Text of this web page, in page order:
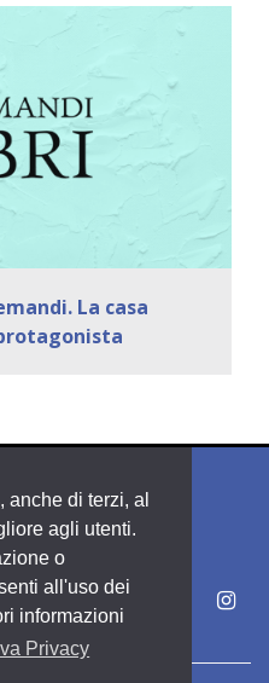
di terzi, al
agli utenti.
o
all'uso dei
informazioni
Privacy
La casa